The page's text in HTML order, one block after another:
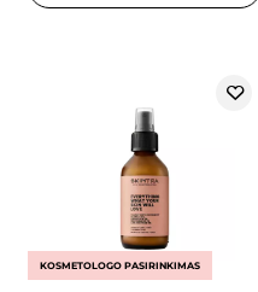
KOSMETOLOGO PASIRINKIMAS